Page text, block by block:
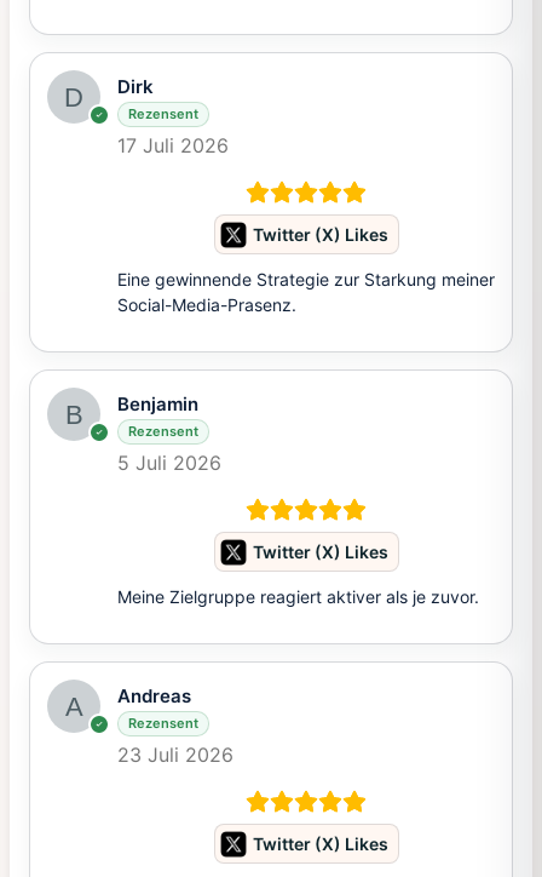
Dirk
Rezensent
17 Juli 2026
Twitter (X) Likes
Eine gewinnende Strategie zur Starkung meiner
Social-Media-Prasenz.
Benjamin
Rezensent
5 Juli 2026
Twitter (X) Likes
Meine Zielgruppe reagiert aktiver als je zuvor.
Andreas
Rezensent
23 Juli 2026
Twitter (X) Likes